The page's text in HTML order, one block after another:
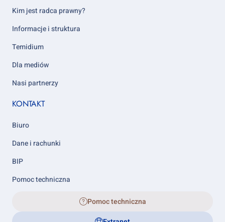
5
Kim jest radca prawny?
Informacje i struktura
Temidium
Dla mediów
Nasi partnerzy
KONTAKT
Biuro
Dane i rachunki
BIP
Pomoc techniczna
Pomoc techniczna